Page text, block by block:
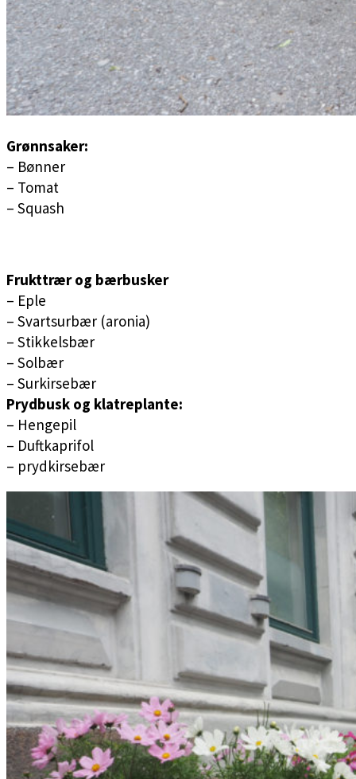
Grønnsaker:
– Bønner
– Tomat
– Squash
Frukttrær og bærbusker
– Eple
– Svartsurbær (aronia)
– Stikkelsbær
– Solbær
– Surkirsebær
Prydbusk og klatreplante:
– Hengepil
– Duftkaprifol
– prydkirsebær